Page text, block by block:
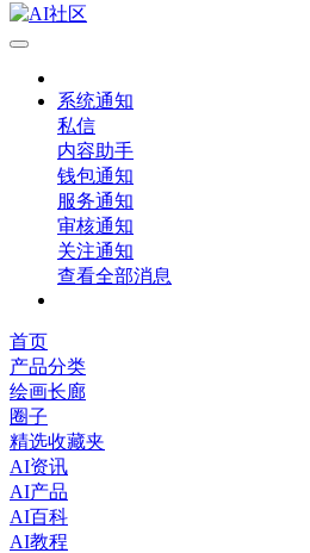
系统通知
私信
内容助手
钱包通知
服务通知
审核通知
关注通知
查看全部消息
首页
产品分类
绘画长廊
圈子
精选收藏夹
AI资讯
AI产品
AI百科
AI教程